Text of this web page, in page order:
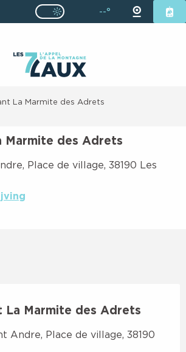
Page D’accueil Actuelle Été :
Page D’accueil Actuelle
--°
La Marmite des Adrets
Marmite des Adrets
Place de village, 38190 Les
La Marmite des Adrets
Andre, Place de village, 38190